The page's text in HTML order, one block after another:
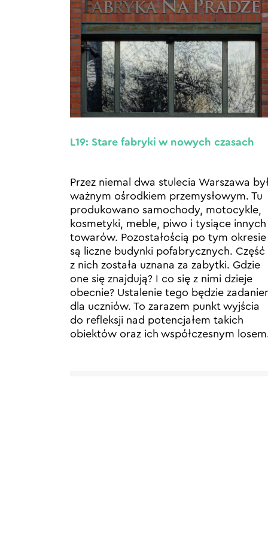
L19: Stare fabryki w nowych czasach
Przez niemal dwa stulecia Warszawa
ważnym ośrodkiem przemysłowym. Tu
produkowano samochody, motocykle,
kosmetyki, meble, piwo i tysiące innych
towarów. Pozostałością po tym okresie
są liczne budynki pofabrycznych. Część
z nich została uznana za zabytki. Gdzie
one się znajdują? I co się z nimi dzieje
obecnie? Ustalenie tego będzie
dla uczniów. To zarazem punkt wyjścia
do refleksji nad potencjałem takich
obiektów oraz ich współczesnym